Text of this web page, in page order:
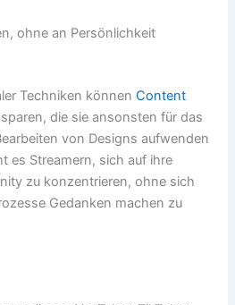
ohne an Persönlichkeit
Techniken könnenContent
die sie ansonsten für das
von Designs aufwenden
es Streamern, sich auf ihre
zu konzentrieren, ohne sich
Gedanken machen zu